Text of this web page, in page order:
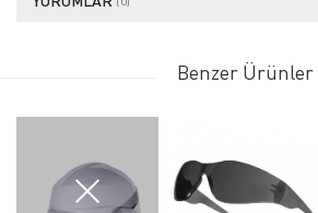
Benzer Ürünler